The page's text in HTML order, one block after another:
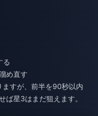
る
め直す
すが、前半を90秒以内
ば星3はまだ狙えます。